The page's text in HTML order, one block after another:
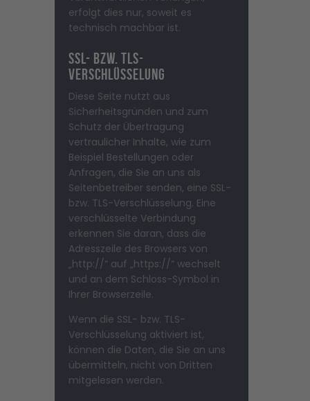
erfolgt dies nur, soweit es
technisch machbar ist.
SSL- bzw. TLS-
Verschlüsselung
Diese Seite nutzt aus
Sicherheitsgründen und zum
Schutz der Übertragung
vertraulicher Inhalte, wie zum
Beispiel Bestellungen oder
Anfragen, die Sie an uns als
Seitenbetreiber senden, eine SSL-
bzw. TLS-Verschlüsselung. Eine
verschlüsselte Verbindung
erkennen Sie daran, dass die
Adresszeile des Browsers von
„http://“ auf „https://“ wechselt
und an dem Schloss-Symbol in
Ihrer Browserzeile.
Wenn die SSL- bzw. TLS-
Verschlüsselung aktiviert ist,
können die Daten, die Sie an uns
übermitteln, nicht von Dritten
mitgelesen werden.